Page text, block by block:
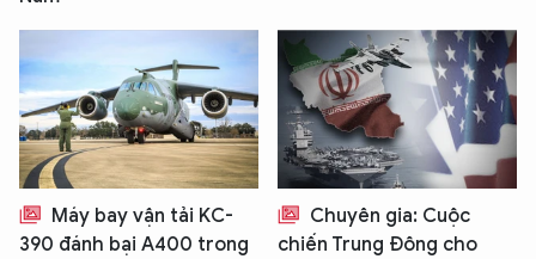
Máy bay vận tải KC-
390 đánh bại A400 trong
Chuyên gia: Cuộc
chiến Trung Đông cho
Hãy hỏi tôi bất kỳ điều gì bạn cần biết về
An Ninh Thủ Đô nhé. Tôi sẵn sàng hỗ trợ!